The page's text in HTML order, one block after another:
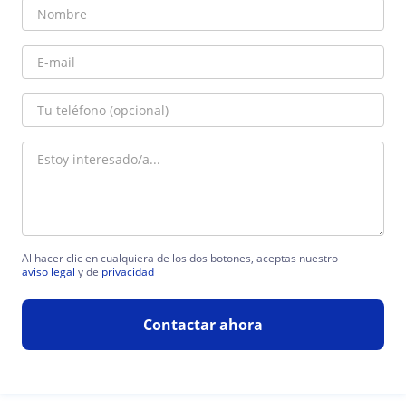
Al hacer clic en cualquiera de los dos botones, aceptas nuestro
aviso legal y de privacidad
Contactar ahora